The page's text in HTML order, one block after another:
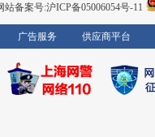
站备案号:沪ICP备05006054号-11
广告服务 供应商平台